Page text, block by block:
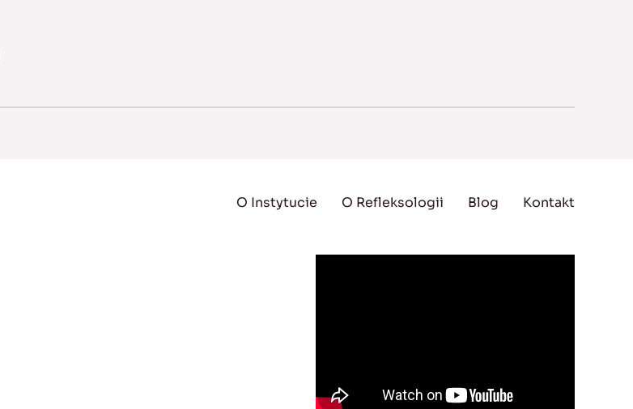
O Instytucie O Refleksologii Blog Kontakt